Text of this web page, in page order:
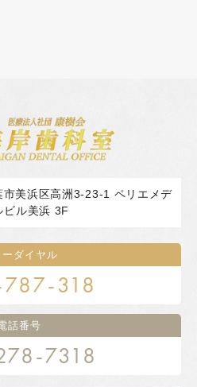
市美浜区高洲3-23-1 ペリエメデ
ビル美浜 3F
ーダイヤル
318
話番号
7318